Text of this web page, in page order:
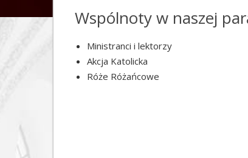
Wspólnoty w naszej
Ministranci i lektorzy
Akcja Katolicka
Róże Różańcowe